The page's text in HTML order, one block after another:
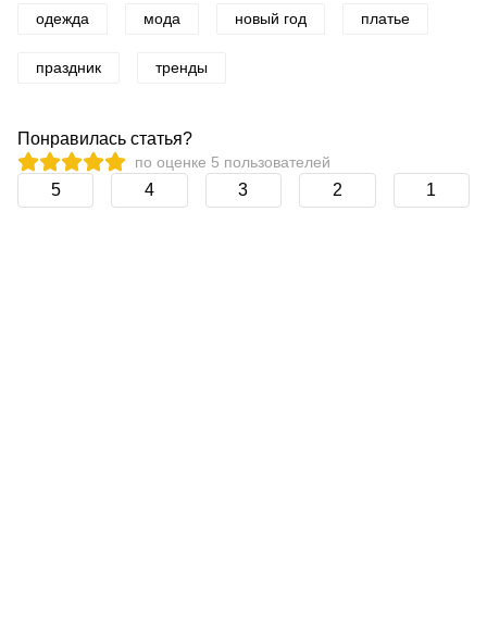
одежда мода новый год платье
праздник тренды
Понравилась статья?
по оценке 5 пользователей
5 4 3 2 1